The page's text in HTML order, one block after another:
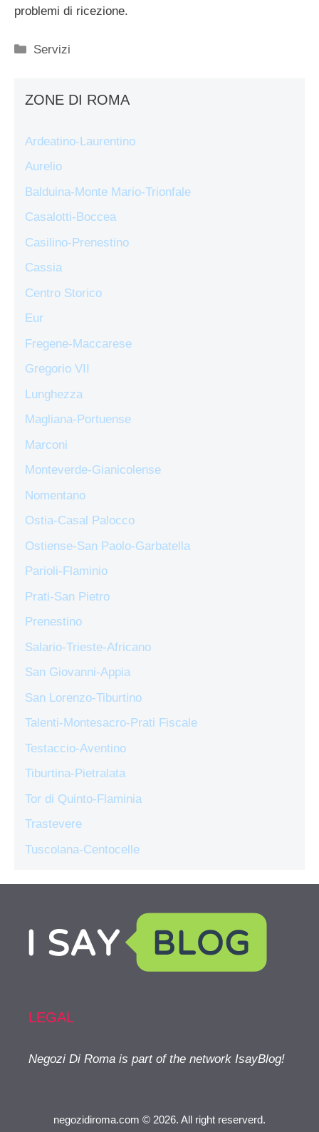
problemi di ricezione.
Categorie
Servizi
ZONE DI ROMA
Ardeatino-Laurentino
Aurelio
Balduina-Monte Mario-Trionfale
Casalotti-Boccea
Casilino-Prenestino
Cassia
Centro Storico
Eur
Fregene-Maccarese
Gregorio VII
Lunghezza
Magliana-Portuense
Marconi
Monteverde-Gianicolense
Nomentano
Ostia-Casal Palocco
Ostiense-San Paolo-Garbatella
Parioli-Flaminio
Prati-San Pietro
Prenestino
Salario-Trieste-Africano
San Giovanni-Appia
San Lorenzo-Tiburtino
Talenti-Montesacro-Prati Fiscale
Testaccio-Aventino
Tiburtina-Pietralata
Tor di Quinto-Flaminia
Trastevere
Tuscolana-Centocelle
LEGAL
Negozi Di Roma is part of the network IsayBlog!
negozidiroma.com © 2026. All right reserverd.